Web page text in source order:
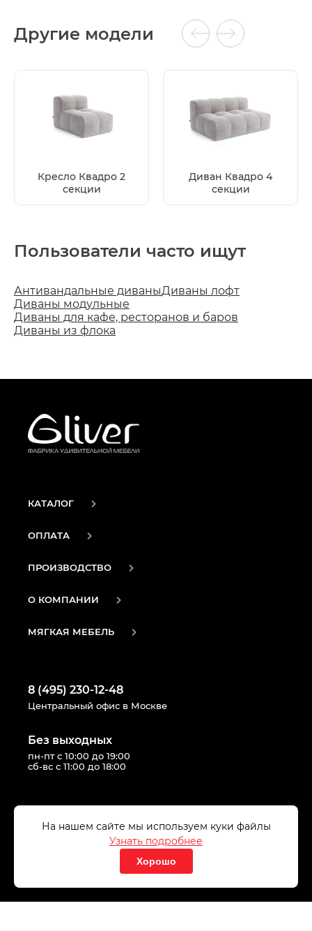
Другие модели
Кресло Квадро 2
секции
Диван Квадро 4
секции
Пользователи часто ищут
Антивандальные диваныДиваны лофт
Диваны модульные
Диваны для кафе, ресторанов и баров
Диваны из флока
КАТАЛОГ
ОПЛАТА
ПРОИЗВОДСТВО
О КОМПАНИИ
МЯГКАЯ МЕБЕЛЬ
8 (495) 230-12-48
Центральный офис в Москве
Без выходных
пн-пт с 10:00 до 19:00
сб-вс с 11:00 до 18:00
На нашем сайте мы используем куки файлы
Узнать подробнее
Хорошо